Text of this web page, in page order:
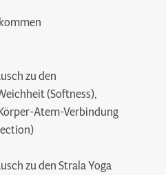
zu den
(Softness),
Atem-Verbindung
zu den Strala Yoga